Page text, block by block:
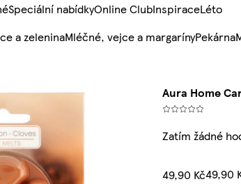
Speciální nabídkyOnline ClubInspiraceLéto
a zeleninaMléčné, vejce a margarínyPekárna
Aura Home
Zatím žádné
49,90 Kč49,90